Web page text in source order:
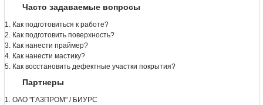
Часто задаваемые вопросы
1. Как подготовиться к работе?
2. Как подготовить поверхность?
3. Как нанести праймер?
4. Как нанести мастику?
5. Как восстановить дефектные участки покрытия?
Партнеры
1. ОАО "ГАЗПРОМ" / БИУРС